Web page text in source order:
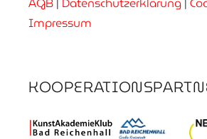
Impressum